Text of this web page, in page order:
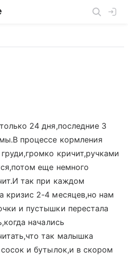
24 дня,последние 3
процессе кормления
кричит,ручками
еще немного
так при каждом
кризис 2-4 месяцев,но нам
и пустышки перестала
начались
так малышка
и бутылок,и в скором